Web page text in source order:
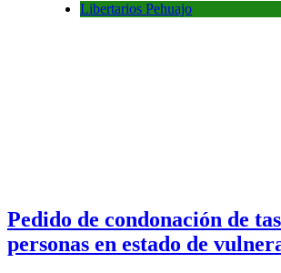
Libertarios Pehuajo
Pedido de condonación de
personas en estado de